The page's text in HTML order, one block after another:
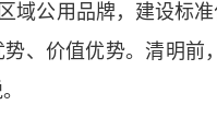
域公用品牌，建设标
、价值优势。清明